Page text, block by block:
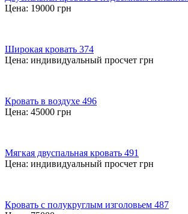
Цена: 19000 грн
Широкая кровать 374
Цена: индивидуальный просчет грн
Кровать в воздухе 496
Цена: 45000 грн
Мягкая двуспальная кровать 491
Цена: индивидуальный просчет грн
Кровать с полукруглым изголовьем 487